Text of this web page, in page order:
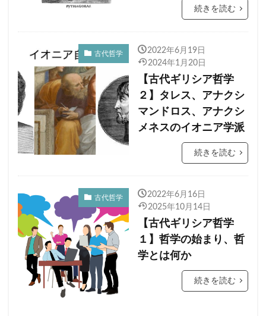
続きを読む
古代哲学
2022年6月19日
2024年1月20日
【古代ギリシア哲学
２】タレス、アナクシ
マンドロス、アナクシ
メネスのイオニア学派
続きを読む
古代哲学
2022年6月16日
2025年10月14日
【古代ギリシア哲学
１】哲学の始まり、哲
学とは何か
続きを読む